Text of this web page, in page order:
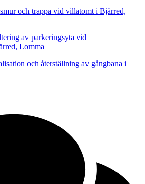
och trappa vid villatomt i Bjärred,
av parkeringsyta vid
Lomma
och återställning av gångbana i